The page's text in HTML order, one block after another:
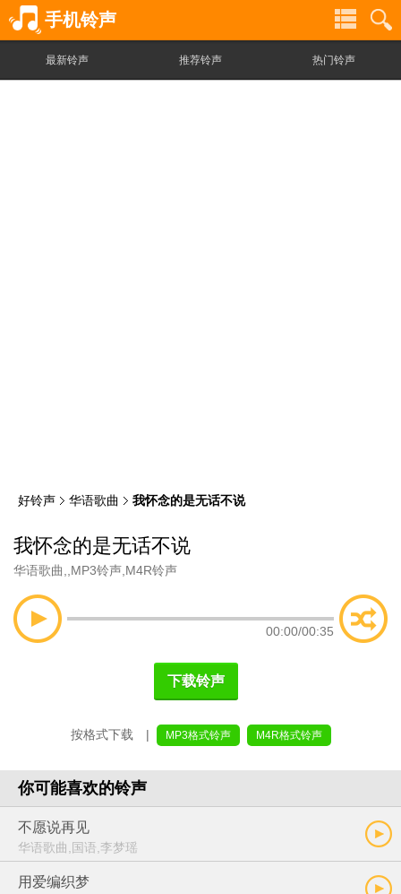
手机铃声
最新铃声 推荐铃声 热门铃声
好铃声 华语歌曲 我怀念的是无话不说
我怀念的是无话不说
华语歌曲 MP3铃声 M4R铃声
00:00/00:35
下载铃声
按格式下载 | MP3格式铃声 M4R格式铃声
你可能喜欢的铃声
不愿说再见
华语歌曲,国语,李梦瑶
用爱编织梦